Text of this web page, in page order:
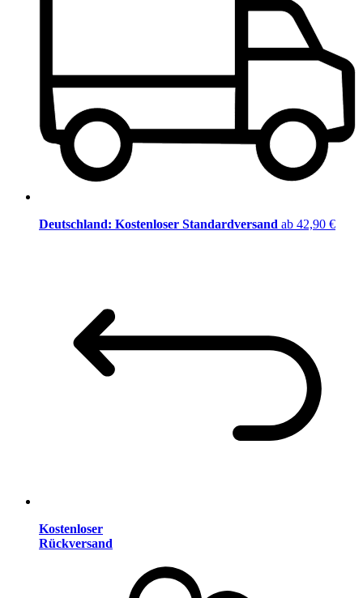
Deutschland: Kostenloser Standardversand ab 42,90 €
Kostenloser
Rückversand